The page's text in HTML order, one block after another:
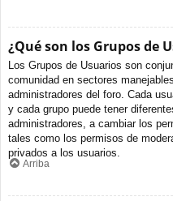
¿Qué son los Grupos de
Los Grupos de Usuarios son
comunidad en sectores
administradores del foro. Cada
y cada grupo puede tener
administradores, a cambiar los
tales como los permisos de
privados a los usuarios.
Arriba